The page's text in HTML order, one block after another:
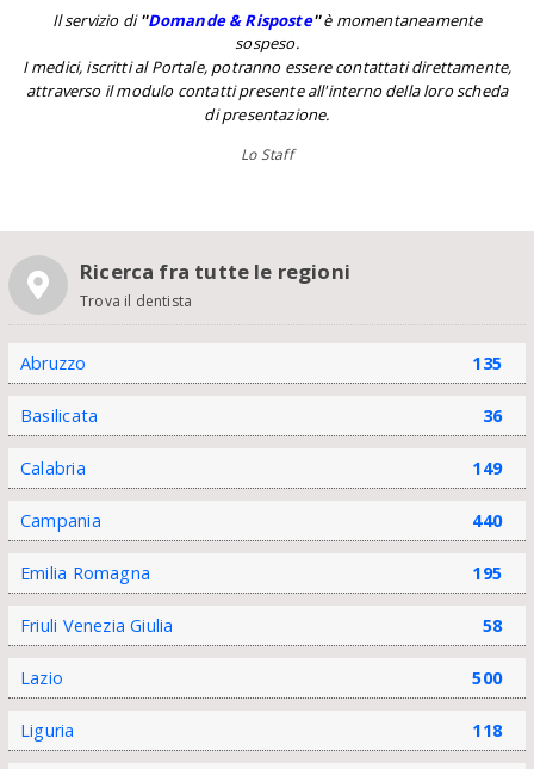
Il servizio di''Domande & Risposte''è momentaneamente
sospeso.
I medici, iscritti al Portale, potranno essere contattati direttamente,
attraverso il modulo contatti presente all'interno della loro scheda
di presentazione.
Lo Staff
Ricerca fra tutte le regioni
Trova il dentista
Abruzzo 135
Basilicata 36
Calabria 149
Campania 440
Emilia Romagna 195
Friuli Venezia Giulia 58
Lazio 500
Liguria 118